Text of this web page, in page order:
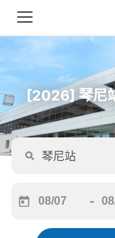
[2026] 琴尼
forward
-